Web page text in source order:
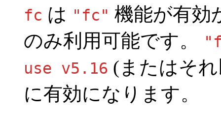
fc は "fc" 機能が有効
のみ利用可能です。
use v5.16 (またはそ
に有効になります。